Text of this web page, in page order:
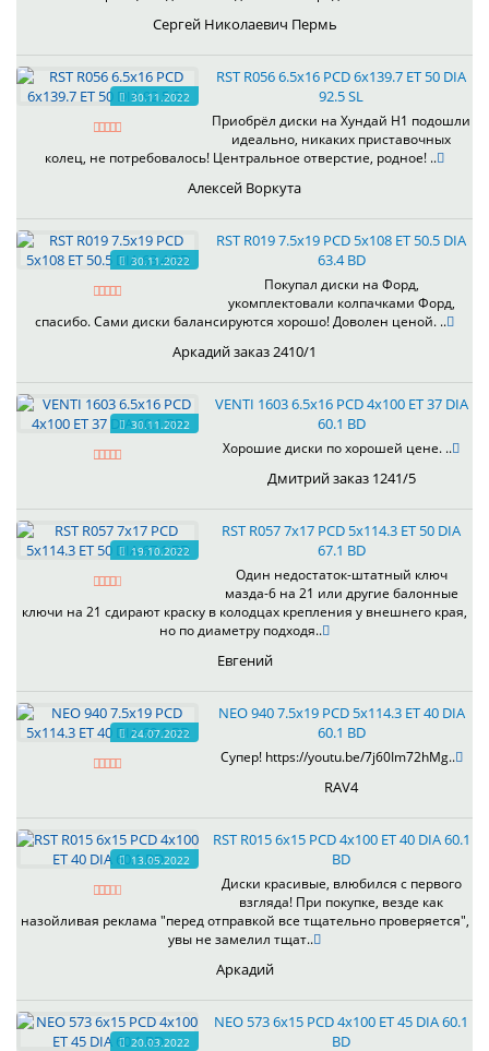
Сергей Николаевич Пермь
30.11.2022
RST R056 6.5x16 PCD 6x139.7 ET 50 DIA
92.5 SL
Приобрёл диски на Хундай H1 подошли
идеально, никаких приставочных
колец, не потребовалось! Центральное отверстие, родное! ..
Алексей Воркута
30.11.2022
RST R019 7.5x19 PCD 5x108 ET 50.5 DIA
63.4 BD
Покупал диски на Форд,
укомплектовали колпачками Форд,
спасибо. Сами диски балансируются хорошо! Доволен ценой. ..
Аркадий заказ 2410/1
30.11.2022
VENTI 1603 6.5x16 PCD 4x100 ET 37 DIA
60.1 BD
Хорошие диски по хорошей цене. ..
Дмитрий заказ 1241/5
19.10.2022
RST R057 7x17 PCD 5x114.3 ET 50 DIA
67.1 BD
Один недостаток-штатный ключ
мазда-6 на 21 или другие балонные
ключи на 21 сдирают краску в колодцах крепления у внешнего края,
но по диаметру подходя..
Евгений
24.07.2022
NEO 940 7.5x19 PCD 5x114.3 ET 40 DIA
60.1 BD
Супер! https://youtu.be/7j60Im72hMg..
RAV4
13.05.2022
RST R015 6x15 PCD 4x100 ET 40 DIA 60.1
BD
Диски красивые, влюбился с первого
взгляда! При покупке, везде как
назойливая реклама "перед отправкой все тщательно проверяется",
увы не замелил тщат..
Аркадий
20.03.2022
NEO 573 6x15 PCD 4x100 ET 45 DIA 60.1
BD